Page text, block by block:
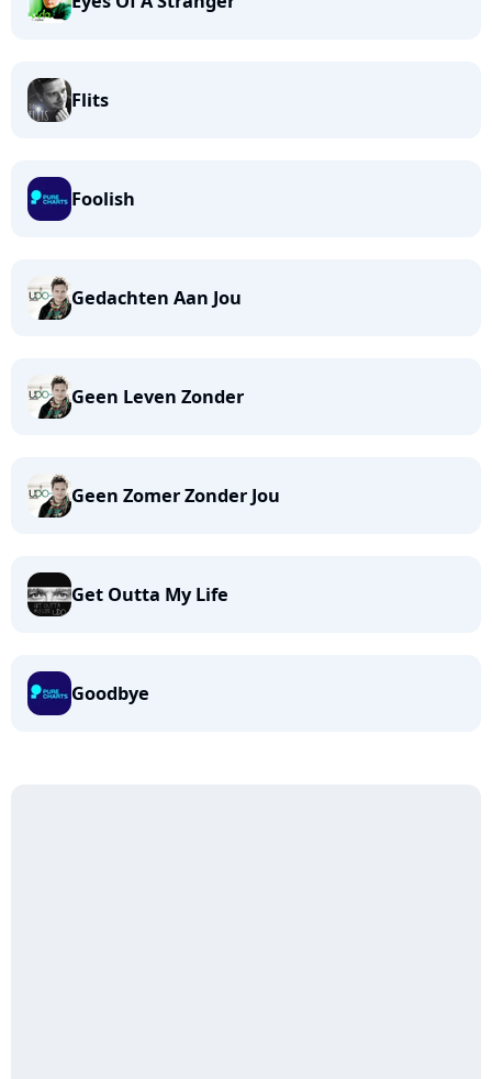
Flits
Foolish
Gedachten Aan Jou
Geen Leven Zonder
Geen Zomer Zonder Jou
Get Outta My Life
Goodbye